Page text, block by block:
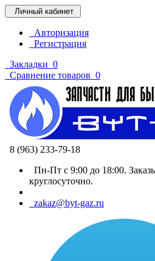
Личный кабинет
Авторизация
Регистрация
Закладки 0
Сравнение товаров 0
8 (963) 233-79-18
Пн-Пт с 9:00 до 18:00.
круглосуточно.
zakaz@byt-gaz.ru